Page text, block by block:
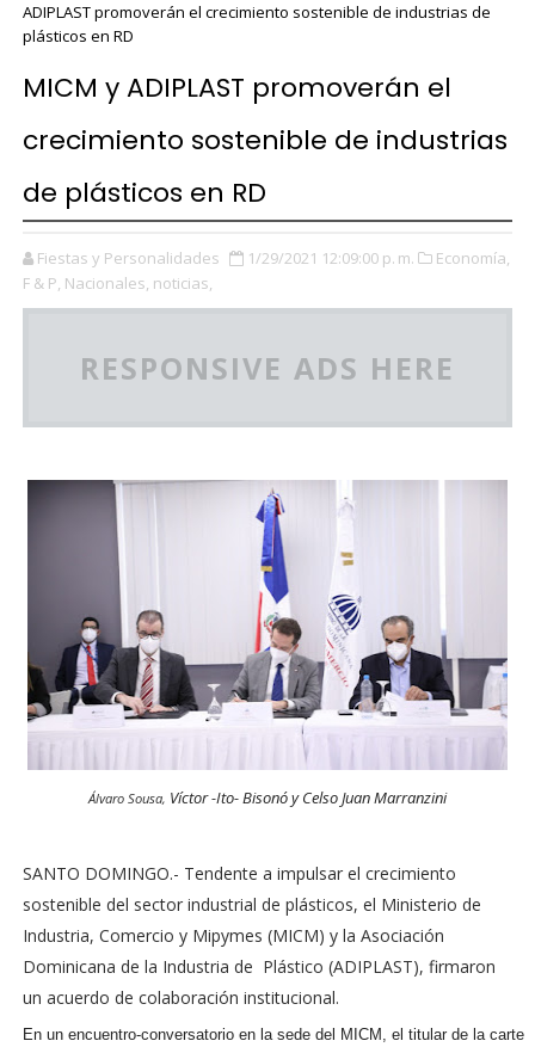
ADIPLAST promoverán el crecimiento sostenible de industrias de
plásticos en RD
MICM y ADIPLAST promoverán el
crecimiento sostenible de industrias
de plásticos en RD
Fiestas y Personalidades 1/29/2021 12:09:00 p. m.
Economía,
F & P, Nacionales, noticias,
RESPONSIVE ADS HERE
Álvaro Sousa, Víctor -Ito- Bisonó y Celso Juan Marranzini
SANTO DOMINGO.- Tendente a impulsar el crecimiento
sostenible del sector industrial de plásticos, el Ministerio de
Industria, Comercio y Mipymes (MICM) y la Asociación
Dominicana de la Industria de Plástico (ADIPLAST), firmaron
un acuerdo de colaboración institucional.
En un encuentro-conversatorio en la sede del MICM, el titular de la